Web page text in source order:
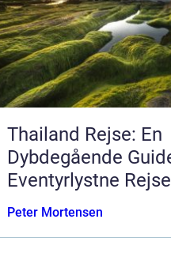
Thailand Rejse: En
Dybdegående
Eventyrlystne
Peter Mortensen